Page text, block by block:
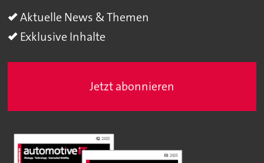
Aktuelle News & Themen
Exklusive Inhalte
Jetzt abonnieren